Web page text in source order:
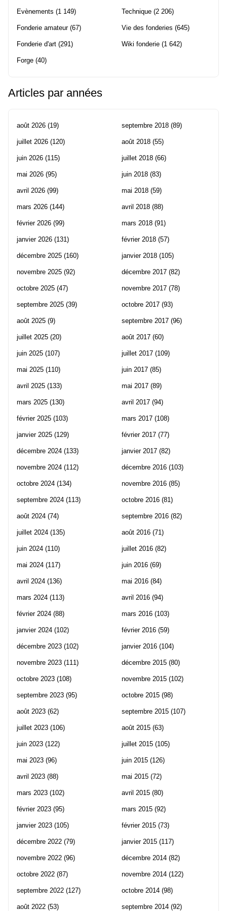
Evènements (1 149)
Fonderie amateur(67)
Fonderie d'art (291)
Forge (40)
Technique (2 206)
Vie des fonderies (645)
Wiki fonderie (1 642)
Articles par années
août 2026 (19)
juillet 2026 (120)
juin 2026 (115)
mai 2026 (95)
avril 2026 (99)
mars 2026 (144)
février 2026 (99)
janvier 2026 (131)
décembre 2025 (160)
novembre 2025 (92)
octobre 2025 (47)
septembre 2025 (39)
août 2025 (9)
juillet 2025 (20)
juin 2025 (107)
mai 2025 (110)
avril 2025 (133)
mars 2025 (130)
février 2025 (103)
janvier 2025 (129)
décembre 2024 (133)
novembre 2024 (112)
octobre 2024 (134)
septembre 2024 (113)
août 2024 (74)
juillet 2024 (135)
juin 2024 (110)
mai 2024 (117)
avril 2024 (136)
mars 2024 (113)
février 2024 (88)
janvier 2024 (102)
décembre 2023 (102)
novembre 2023 (111)
octobre 2023 (108)
septembre 2023 (95)
août 2023 (62)
juillet 2023 (106)
juin 2023 (122)
mai 2023 (96)
avril 2023 (88)
mars 2023 (102)
février 2023 (95)
janvier 2023 (105)
décembre 2022 (79)
novembre 2022 (96)
octobre 2022 (87)
septembre 2022 (127)
août 2022 (53)
septembre 2018 (89)
août 2018 (55)
juillet 2018 (66)
juin 2018 (83)
mai 2018 (59)
avril 2018 (88)
mars 2018 (91)
février 2018 (57)
janvier 2018 (105)
décembre 2017 (82)
novembre 2017 (78)
octobre 2017 (93)
septembre 2017 (96)
août 2017 (60)
juillet 2017 (109)
juin 2017 (85)
mai 2017 (89)
avril 2017 (94)
mars 2017 (108)
février 2017 (77)
janvier 2017 (82)
décembre 2016 (103)
novembre 2016 (85)
octobre 2016 (81)
septembre 2016 (82)
août 2016 (71)
juillet 2016 (82)
juin 2016 (69)
mai 2016 (84)
avril 2016 (94)
mars 2016 (103)
février 2016 (59)
janvier 2016 (104)
décembre 2015 (80)
novembre 2015 (102)
octobre 2015 (98)
septembre 2015 (107)
août 2015 (63)
juillet 2015 (105)
juin 2015 (126)
mai 2015 (72)
avril 2015 (80)
mars 2015 (92)
février 2015 (73)
janvier 2015 (117)
décembre 2014 (82)
novembre 2014 (122)
octobre 2014 (98)
septembre 2014 (92)